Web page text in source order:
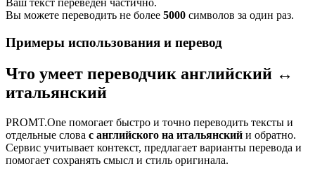
Ваш текст переведен частично.
Вы можете переводить не более 5000 символов за один раз.
Примеры использования и перевод
Что умеет переводчик английский ↔
итальянский
PROMT.One помогает быстро и точно переводить тексты и
отдельные слова с английского на итальянский и обратно.
Сервис учитывает контекст, предлагает варианты перевода и
помогает сохранять смысл и стиль оригинала.